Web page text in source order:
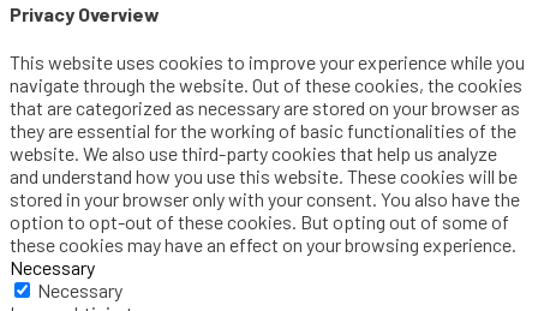
Privacy Overview
This website uses cookies to improve your experience while you
navigate through the website. Out of these cookies, the cookies
that are categorized as necessary are stored on your browser as
they are essential for the working of basic functionalities of the
website. We also use third-party cookies that help us analyze
and understand how you use this website. These cookies will be
stored in your browser only with your consent. You also have the
option to opt-out of these cookies. But opting out of some of
these cookies may have an effect on your browsing experience.
Necessary
Necessary